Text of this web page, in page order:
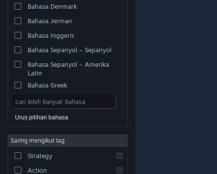
© Valve Corporation. Hak cipta terpelihara. Semua
tanda dagangan ialah hak milik pemilik masing-masing
Perundangan|Accessibility
Steam| Bayaran balik
Bahasa Denmark
Bahasa Jerman
Bahasa Inggeris
Bahasa Sepanyol – Sepanyol
Bahasa Sepanyol – Amerika
Latin
Bahasa Greek
Urus pilihan bahasa
Saring mengikut tag
Strategy
Action